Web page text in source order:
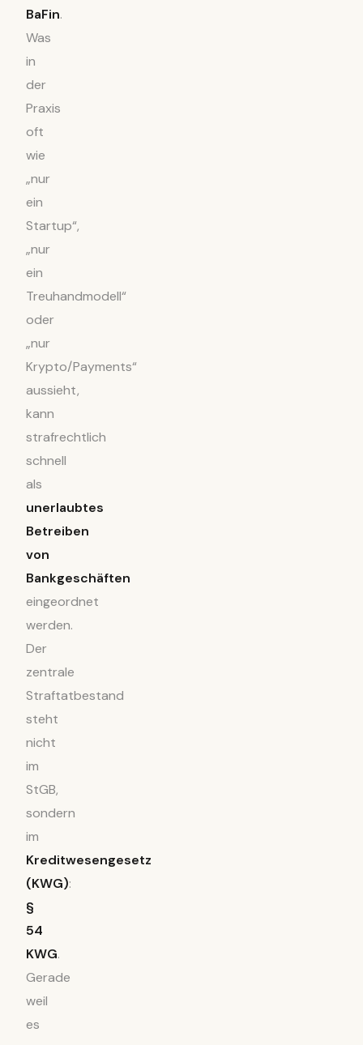
BaFin.
Was
in
der
Praxis
oft
wie
„nur
ein
Startup“,
„nur
ein
Treuhandmodell“
oder
„nur
Krypto/Payments“
aussieht,
kann
strafrechtlich
schnell
als
unerlaubtes
Betreiben
von
Bankgeschäften
eingeordnet
werden.
Der
zentrale
Straftatbestand
steht
nicht
im
StGB,
sondern
im
Kreditwesengesetz
(KWG):
§
54
KWG.
Gerade
weil
es